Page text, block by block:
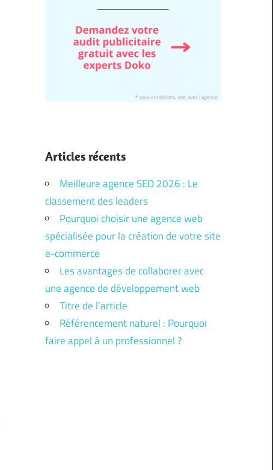
Articles récents
Meilleure agence SEO 2026 : Le
classement des leaders
Pourquoi choisir une agence web
spécialisée pour la création de votre site
e-commerce
Les avantages de collaborer avec
une agence de développement web
Titre de l’article
Référencement naturel : Pourquoi
faire appel à un professionnel ?